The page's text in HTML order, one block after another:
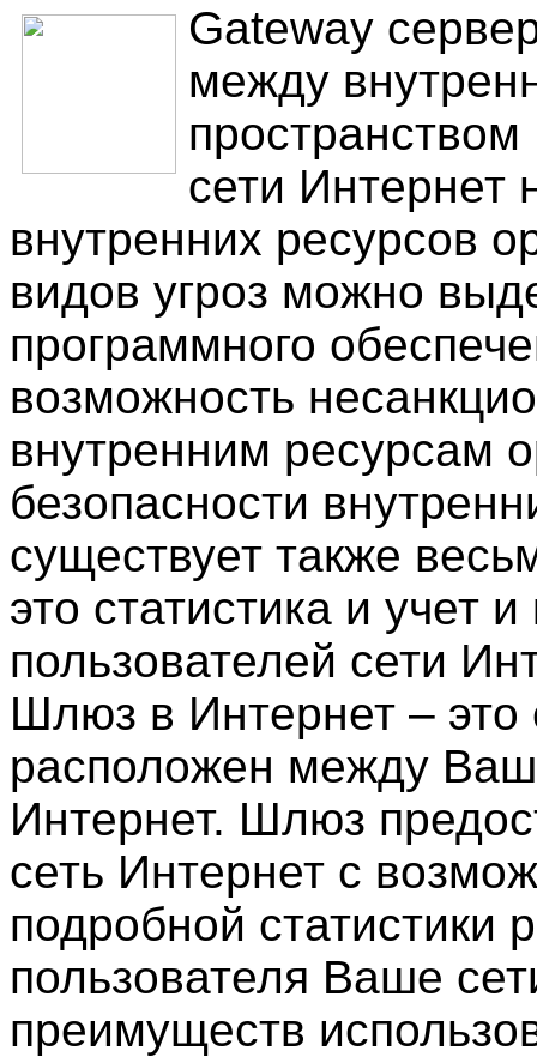
Gateway
между
сети Интернет
внутренних ресурсов
видов угроз можно
программного
возможность
внутренним ресурсам
безопасности
существует также
это статистика и учет
пользователей сети
Шлюз в Интернет – это
расположен между
Интернет. Шлюз
сеть Интернет с
подробной статистики
пользователя Ваше
преимуществ